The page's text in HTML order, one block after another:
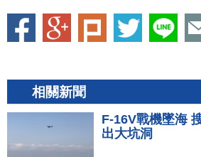
相關新聞
F-16V戰機墜海
出大坑洞